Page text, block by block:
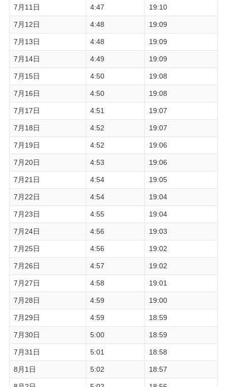
7月11日 4:47 19:10
7月12日 4:48 19:09
7月13日 4:48 19:09
7月14日 4:49 19:09
7月15日 4:50 19:08
7月16日 4:50 19:08
7月17日 4:51 19:07
7月18日 4:52 19:07
7月19日 4:52 19:06
7月20日 4:53 19:06
7月21日 4:54 19:05
7月22日 4:54 19:04
7月23日 4:55 19:04
7月24日 4:56 19:03
7月25日 4:56 19:02
7月26日 4:57 19:02
7月27日 4:58 19:01
7月28日 4:59 19:00
7月29日 4:59 18:59
7月30日 5:00 18:59
7月31日 5:01 18:58
8月1日 5:02 18:57